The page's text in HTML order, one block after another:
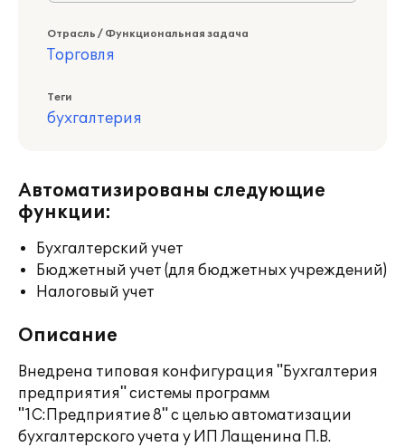
Отрасль / Функциональная задача
Торговля
Теги
бухгалтерия
Автоматизированы следующие
функции:
Бухгалтерский учет
Бюджетный учет (для бюджетных учреждений)
Налоговый учет
Описание
Внедрена типовая конфигурация "Бухгалтерия
предприятия" системы программ
"1С:Предприятие 8" с целью автоматизации
бухгалтерского учета у ИП Лащенина П.В.